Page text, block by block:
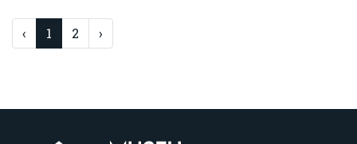
‹ 1 2 ›